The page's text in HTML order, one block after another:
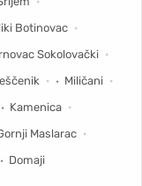
Botinovac
Sokolovački
Miličani
Kamenica
Maslarac
Domaji